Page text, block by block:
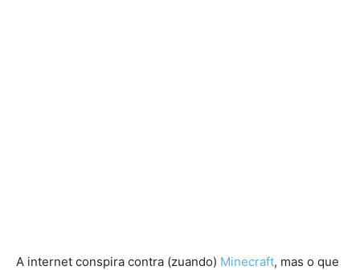
A internet conspira contra (zuando) Minecraft, mas o que